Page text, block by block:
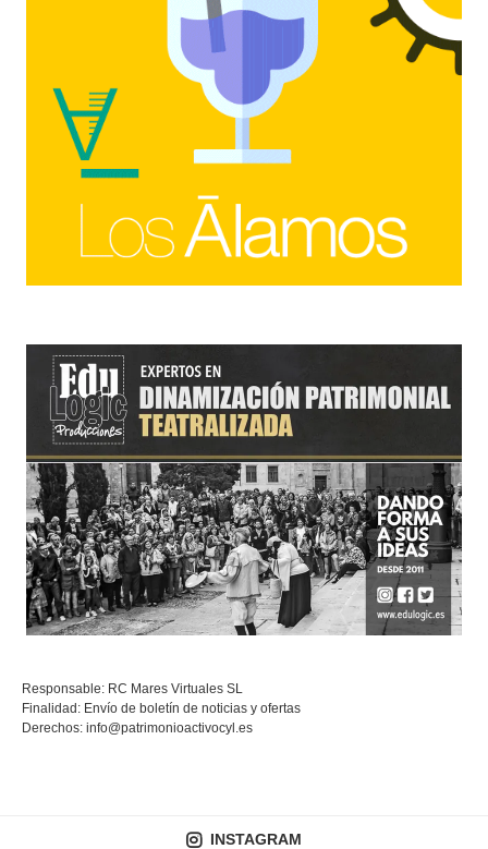
Responsable: RC Mares Virtuales SL
Finalidad: Envío de boletín de noticias y ofertas
Derechos: info@patrimonioactivocyl.es
INSTAGRAM